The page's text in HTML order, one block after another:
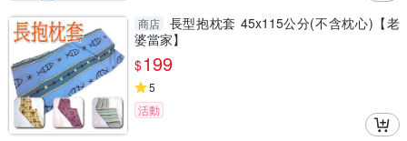
商店
長型抱枕套 45x115公分(不含枕心)【老
婆當家】
$199
5
活動